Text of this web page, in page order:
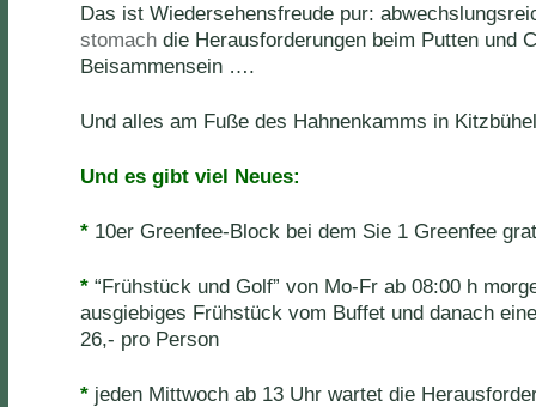
Das ist Wiedersehensfreude pur:
stomachdie Herausforderungen beim Putten und
Beisammensein ….
Und alles am Fuße des Hahnenkamms in Kitzbühel
Und es gibt viel Neues:
*10er Greenfee-Block bei dem Sie 1 Greenfee
* “Frühstück und Golf” von Mo-Fr ab 08:00 h
ausgiebiges Frühstück vom Buffet und danach
26,- pro Person
*jeden Mittwoch ab 13 Uhr wartet die